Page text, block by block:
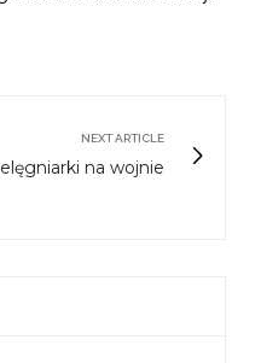
NEXT ARTICLE
na wojnie